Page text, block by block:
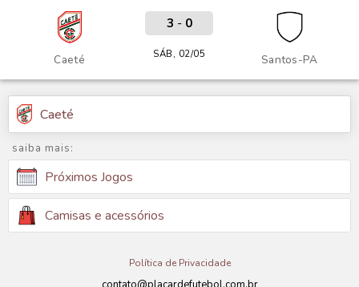
Caeté Santos-PA
3 - 0
SÁB, 02/05
Caeté
saiba mais:
Próximos Jogos
Camisas e acessórios
Política de Privacidade